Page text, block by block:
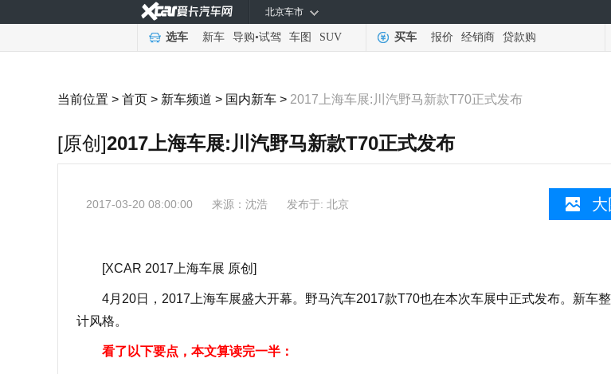
北京车市
选车 新车 导购•试驾 车图 SUV 买车 报价 经销商 贷款购
当前位置 > 首页 > 新车频道 > 国内新车 > 2017上海车展:川汽野马新款T70正式发布
[原创]2017上海车展:川汽野马新款T70正式发布
2017-03-20 08:00:00 来源： 沈浩 发布于: 北京
[XCAR 2017上海车展 原创]
4月20日，2017上海车展盛大开幕。野马汽车2017款T70也在本次车展中正式发布。新车
计风格。
看了以下要点，本文算读完一半：